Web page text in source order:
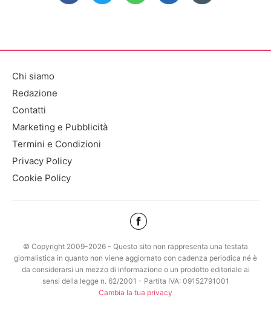
Chi siamo
Redazione
Contatti
Marketing e Pubblicità
Termini e Condizioni
Privacy Policy
Cookie Policy
© Copyright 2009-2026 - Questo sito non rappresenta una testata
giornalistica in quanto non viene aggiornato con cadenza periodica né è
da considerarsi un mezzo di informazione o un prodotto editoriale ai
sensi della legge n. 62/2001 - Partita IVA: 09152791001
Cambia la tua privacy